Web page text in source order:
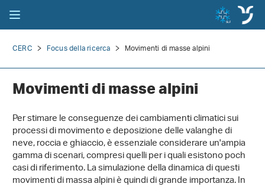
CERC Focus della ricerca Movimenti di masse alpini
Movimenti di masse alpini
Per stimare le conseguenze dei cambiamenti climatici sui
processi di movimento e deposizione delle valanghe di
neve, roccia e ghiaccio, è essenziale considerare un'ampia
gamma di scenari, compresi quelli per i quali esistono poch
casi di riferimento. La simulazione della dinamica di questi
movimenti di massa alpini è quindi di grande importanza. In